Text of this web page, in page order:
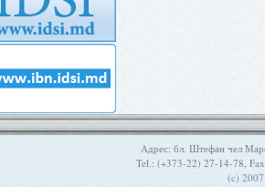
Aдрес: бл. Штефан чел
Tel.: (+373-22) 27-14-78,
(c)